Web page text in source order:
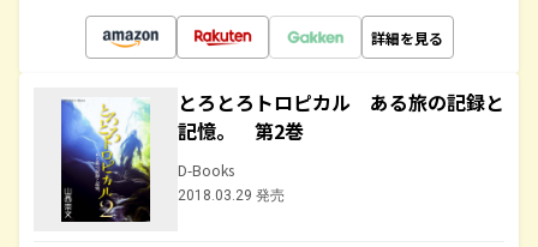
詳細を見る
とろとろトロピカル ある旅の記録と
記憶。 第2巻
D-Books
2018.03.29 発売